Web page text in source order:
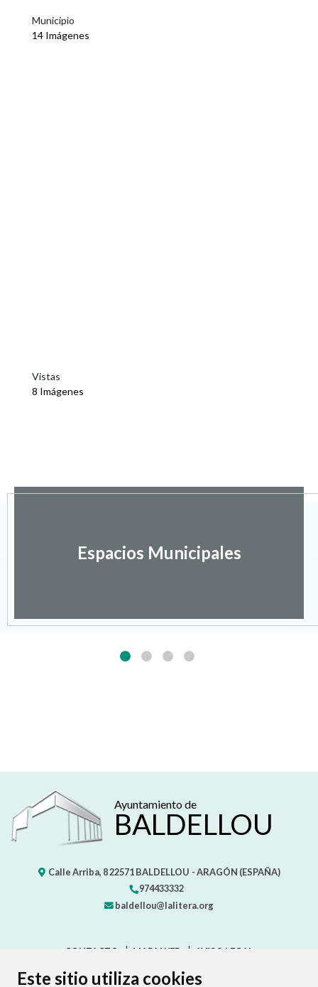
Este sitio utiliza cookies
Municipio
14 Imágenes
Vistas
8 Imágenes
Espacios Municipales
Ayuntamiento de
BALDELLOU
Calle Arriba, 822571 BALDELLOU - ARAGÓN (ESPAÑA)
974433332
baldellou@lalitera.org
CONTACTO MAPA WEB
AVISO LEGAL
PROTECCIÓN DE DATOS